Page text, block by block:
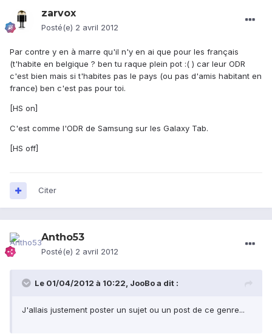
zarvox
Posté(e) 2 avril 2012
Par contre y en à marre qu'il n'y en ai que pour les français
(t'habite en belgique ? ben tu raque plein pot :( ) car leur ODR
c'est bien mais si t'habites pas le pays (ou pas d'amis habitant en
france) ben c'est pas pour toi.
[HS on]
C'est comme l'ODR de Samsung sur les Galaxy Tab.
[HS off]
Citer
Antho53
Posté(e) 2 avril 2012
Le 01/04/2012 à 10:22, JooBo a dit :
J'allais justement poster un sujet ou un post de ce genre...